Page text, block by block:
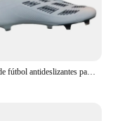
Zapatos de fútbol antideslizantes para hombres, tacos de fútbol de césped antideslizantes para niños, botas de fútbol de entrenamiento TF/FG, Chuteira Campo 35-46